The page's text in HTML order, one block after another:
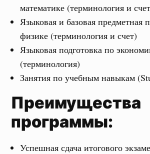
математике (терминология и
Языковая и базовая предметная
физике (терминология и счет)
Языковая подготовка по
(терминология)
Занятия по учебным навыкам
Преимущества
программы:
Успешная сдача итогового